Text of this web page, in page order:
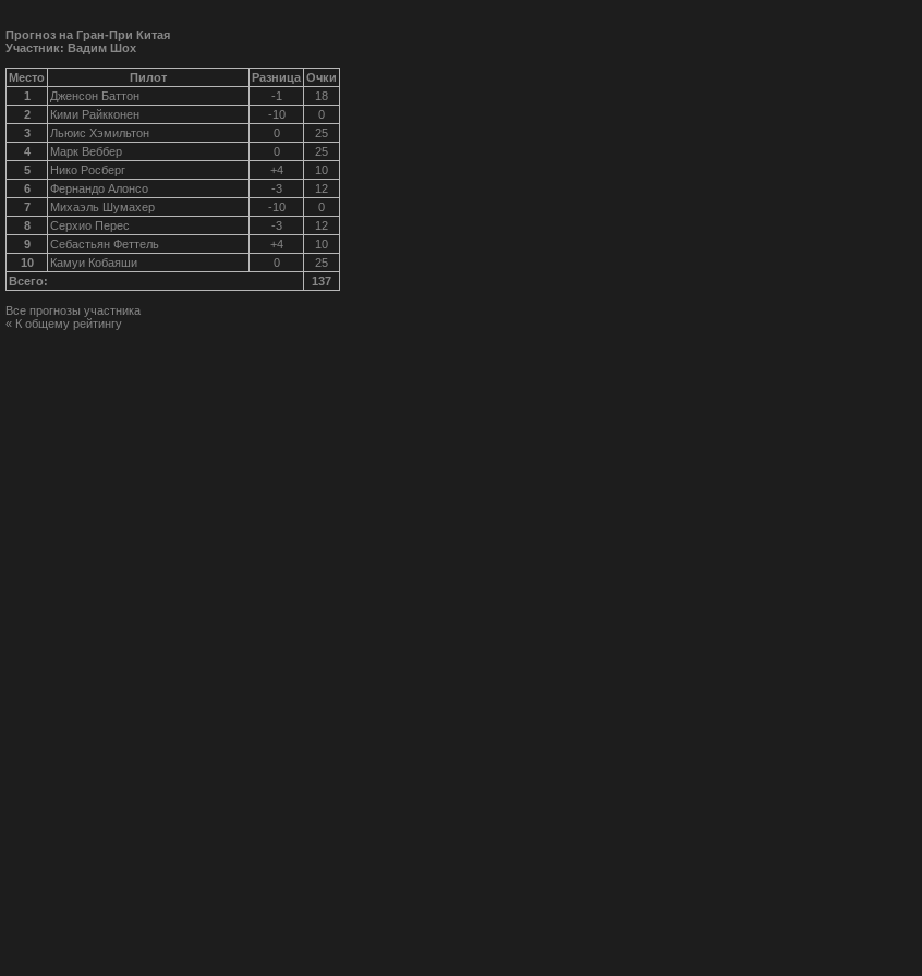
Прогноз на Гран-При Китая
Участник: Вадим Шох
Место Пилот Разница Очки
1
Дженсон Баттон -1
18
2
Кими Райкконен -10
0
3
Льюис Хэмильтон 0
25
4
Марк Веббер 0
25
5
Нико Росберг +4
10
6
Фернандо Алонсо -3
12
7
Михаэль Шумахер -10
0
8
Серхио Перес -3
12
9
Себастьян Феттель +4
10
10
Камуи Кобаяши 0
25
Всего:
137
Все прогнозы участника
« К общему рейтингу